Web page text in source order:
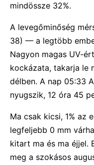
mindössze 32%.
A levegőminőség
38) — a legtöbb
Nagyon magas UV-
kockázata, takarja le
délben. A nap 05:33
nyugszik, 12 óra 45
Ma csak kicsi, 1% az
legfeljebb 0 mm
kitart ma és ma éjjel.
meg a szokásos